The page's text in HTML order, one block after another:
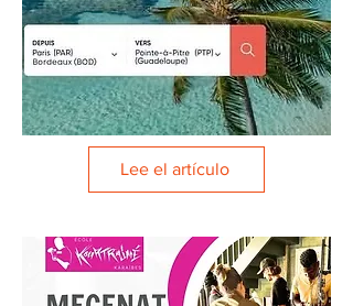
Lee el artículo